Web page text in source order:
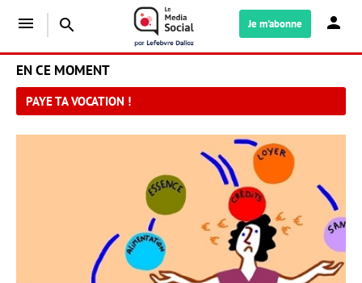
menu search Je m'abonne
EN CE MOMENT
PAYE TA VOCATION !